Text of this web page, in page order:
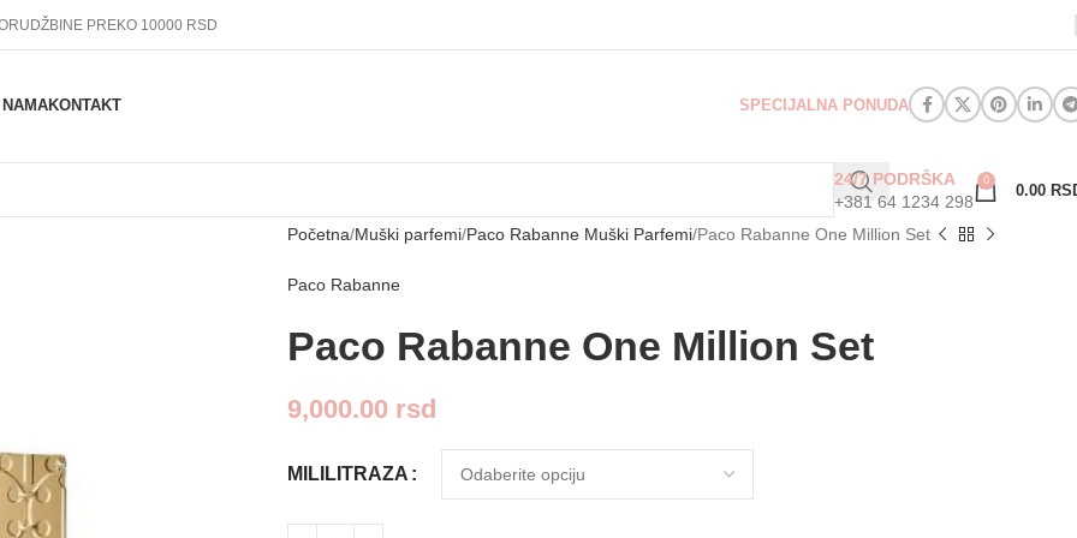
PREKO 10000 RSD
KONTAKT SPECIJALNA PONUDA
24/7 PODRŠKA
+381 64 1234 298
0
0.00
Početna Muški parfemi Paco Rabanne Muški Parfemi Paco Rabanne One Million Set
Paco Rabanne
Paco Rabanne One Million Set
9,000.00 rsd
MILILITRAZA